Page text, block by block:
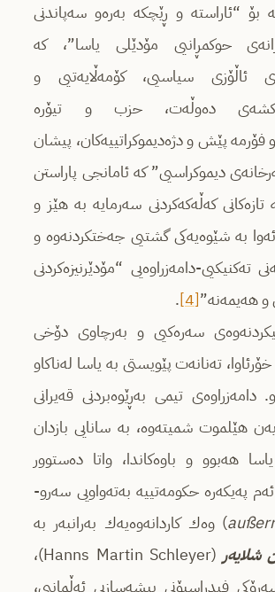
بۆ “ئاراستە و ڕێچكە بەرەو سەپاندنی
حوكمڕانیی مۆدێلی یاسا”، كە
ئاڵۆزی سیاسیی، كۆمەڵایەتیی و
دەوڵەت، حزب و تیۆرە
فۆرمە پێش و دژەدیموكراتییەكان، پیشان
دیموكراسیی” كە ئامانجی پاراستن
تازەكانی كەڵەكەكردنی سەرمایە بە هێز و
بە شێوەیەكی گشتیی جەختكردنەوە و
تەكنیكیی-دامەزراوەیی “مۆدێرنیزەكردنی
و هەیمەنە”[4]
.
سەرەكیی و بەرچاوی دۆخی
خۆرئاوا، تەنانەت پێویستی بە یاسا لەناكاو
دامەزراوەى تیمی بەڕێوەبردنی قەیرانی
هێلموت شمیتەوە، بە سانایی بازدان
هەبوو و باوەكاندا، واتا دەستوور
پەیكەرە حكومەتییە بەتەواویی سەرو-
) وەك كاردانەوەیەك بەرانبەر بە
شلایەر
(Hanns Martin Schleyer)،
فیدراسیۆنی پیشەسازیی ئەڵمانیی،